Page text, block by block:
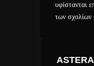
υφίστανται
των σχολίων